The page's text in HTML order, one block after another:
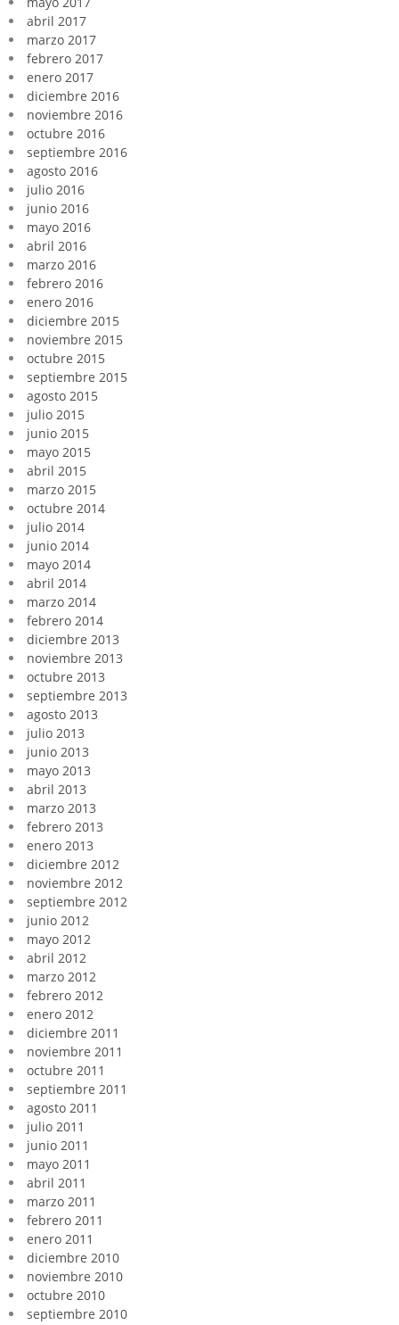
abril 2017
marzo 2017
febrero 2017
enero 2017
diciembre 2016
noviembre 2016
octubre 2016
septiembre 2016
agosto 2016
julio 2016
junio 2016
mayo 2016
abril 2016
marzo 2016
febrero 2016
enero 2016
diciembre 2015
noviembre 2015
octubre 2015
septiembre 2015
agosto 2015
julio 2015
junio 2015
mayo 2015
abril 2015
marzo 2015
octubre 2014
julio 2014
junio 2014
mayo 2014
abril 2014
marzo 2014
febrero 2014
diciembre 2013
noviembre 2013
octubre 2013
septiembre 2013
agosto 2013
julio 2013
junio 2013
mayo 2013
abril 2013
marzo 2013
febrero 2013
enero 2013
diciembre 2012
noviembre 2012
septiembre 2012
junio 2012
mayo 2012
abril 2012
marzo 2012
febrero 2012
enero 2012
diciembre 2011
noviembre 2011
octubre 2011
septiembre 2011
agosto 2011
julio 2011
junio 2011
mayo 2011
abril 2011
marzo 2011
febrero 2011
enero 2011
diciembre 2010
noviembre 2010
octubre 2010
septiembre 2010